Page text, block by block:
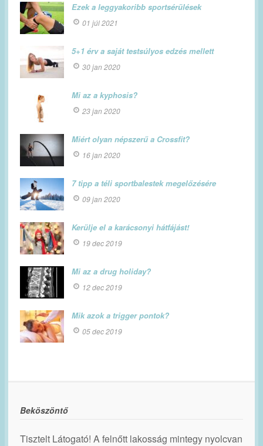
Ezek a leggyakoribb sportsérülések
01 júl 2021
5+1 érv a saját testsúlyos edzés mellett
30 jan 2020
Mi az a kyphosis?
23 jan 2020
Miért olyan népszerű a Crossfit?
16 jan 2020
7 tipp a téli sportbalestek megelőzésére
09 jan 2020
Kerülje el a karácsonyi hátfájást!
19 dec 2019
Mi az a drug holiday?
12 dec 2019
Mik azok a trigger pontok?
05 dec 2019
Beköszöntő
Tisztelt Látogató! A felnőtt lakosság mintegy nyolcvan